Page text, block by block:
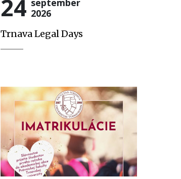
24 september
2026
Trnava Legal Days